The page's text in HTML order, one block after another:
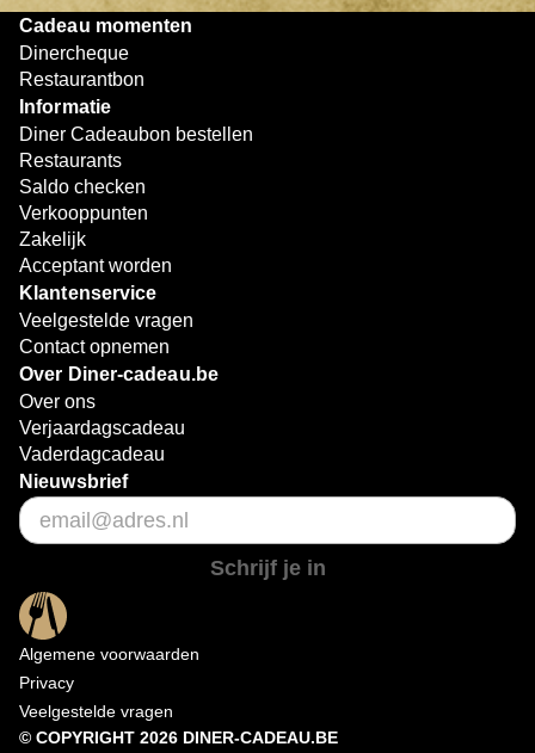
Betaal eventueel bij:Is het saldo op de cadeaubon
eenvoudig bijbetalen met een andere betaalmethode.
Zo eenvoudig werkt het. Of je nu met z’n tweeën dineert of
gezellig uit eten gaat met vrienden, met de Diner
Cadeaubon geniet je altijd van een smakelijk moment.
Cadeau momenten
Dinercheque
Restaurantbon
Informatie
Diner Cadeaubon bestellen
Restaurants
Saldo checken
Verkooppunten
Zakelijk
Acceptant worden
Klantenservice
Veelgestelde vragen
Contact opnemen
Over Diner-cadeau.be
Over ons
Verjaardagscadeau
Vaderdagcadeau
Nieuwsbrief
Schrijf je in
Algemene voorwaarden
Privacy
Veelgestelde vragen
© COPYRIGHT 2026 DINER-CADEAU.BE